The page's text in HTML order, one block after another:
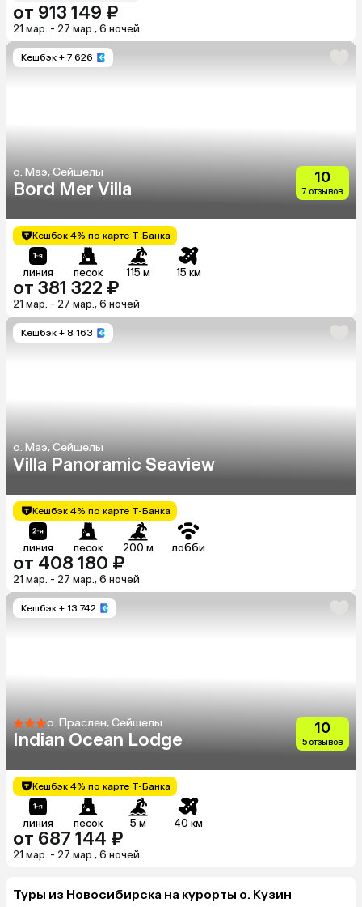
от 913 149 ₽
21 мар. - 27 мар., 6 ночей
Кешбэк + 7 626
о. Маэ, Сейшелы
Bord Mer Villa
10
7 отзывов
Кешбэк 4% по карте Т-Банка
линия песок 115 м 15 км
от 381 322 ₽
21 мар. - 27 мар., 6 ночей
Кешбэк + 8 163
о. Маэ, Сейшелы
Villa Panoramic Seaview
Кешбэк 4% по карте Т-Банка
линия песок 200 м лобби
от 408 180 ₽
21 мар. - 27 мар., 6 ночей
Кешбэк + 13 742
о. Праслен, Сейшелы
Indian Ocean Lodge
10
5 отзывов
Кешбэк 4% по карте Т-Банка
линия песок 5 м 40 км
от 687 144 ₽
21 мар. - 27 мар., 6 ночей
Туры из Новосибирска на курорты о. Кузин